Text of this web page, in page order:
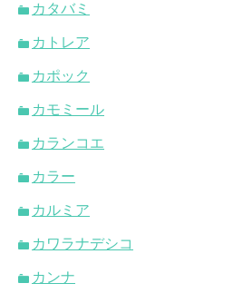
カタバミ
カトレア
カポック
カモミール
カランコエ
カラー
カルミア
カワラナデシコ
カンナ